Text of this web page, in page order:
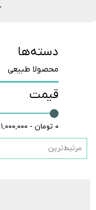
دسته‌ها
محصولا طبیعی
قیمت
۰ تومان - ۱,۰۰۰,۰۰۰ تومان
مرتبط‌ترین